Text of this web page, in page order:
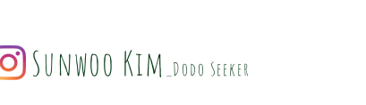
Sunwoo Kim _Dodo Seeker